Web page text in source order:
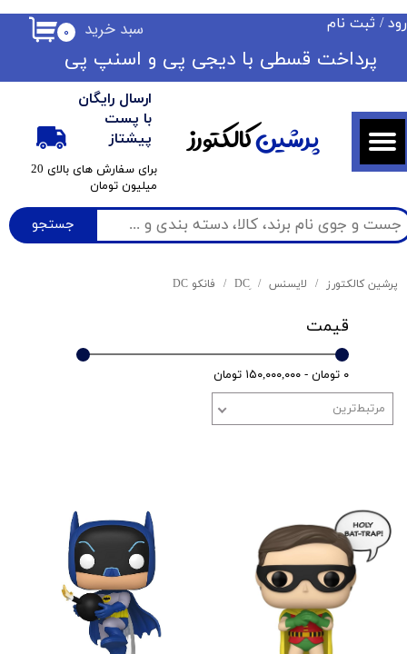
جستجو
ارسال رایگان
با پست
پیشتاز
​برای سفارش های بالای 20
میلیون تومان
۰ سبد خرید / ثبت نام
حساب کاربری من
تغییر گذر واژه
سفارشات
خروج از حساب کاربری
​​پرداخت قسطی با دیجی پی ​​​​​​​و اسنپ پی
پرشینکالکتورز
پرشین کالکتورز لایسنس فانکو DC
قیمت
۰ تومان - ۱۵۰,۰۰۰,۰۰۰ تومان
مرتبط‌ترین